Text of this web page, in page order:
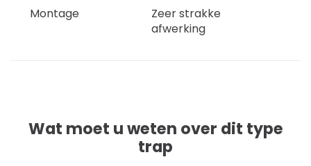
Montage
Zeer strakke
afwerking
Wat moet u weten over dit type
trap